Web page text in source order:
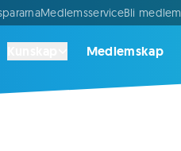
MedlemsserviceBli medlem
Medlemskap